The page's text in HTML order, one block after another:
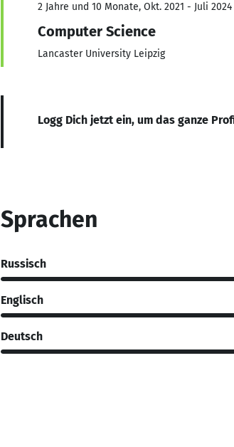
2 Jahre und 10 Monate, Okt. 2021 - Juli 2024
Computer Science
Lancaster University Leipzig
Logg Dich jetzt ein, um das ganze
Sprachen
Russisch
Englisch
Deutsch